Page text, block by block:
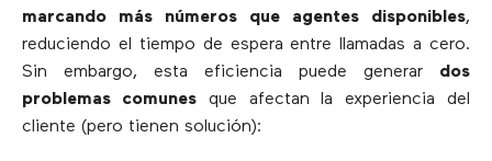
marcando más números que agentes disponibles,
reduciendo el tiempo de espera entre llamadas a cero.
Sin embargo, esta eficiencia puede generar dos
problemas comunesque afectan la experiencia del
cliente (pero tienen solución):